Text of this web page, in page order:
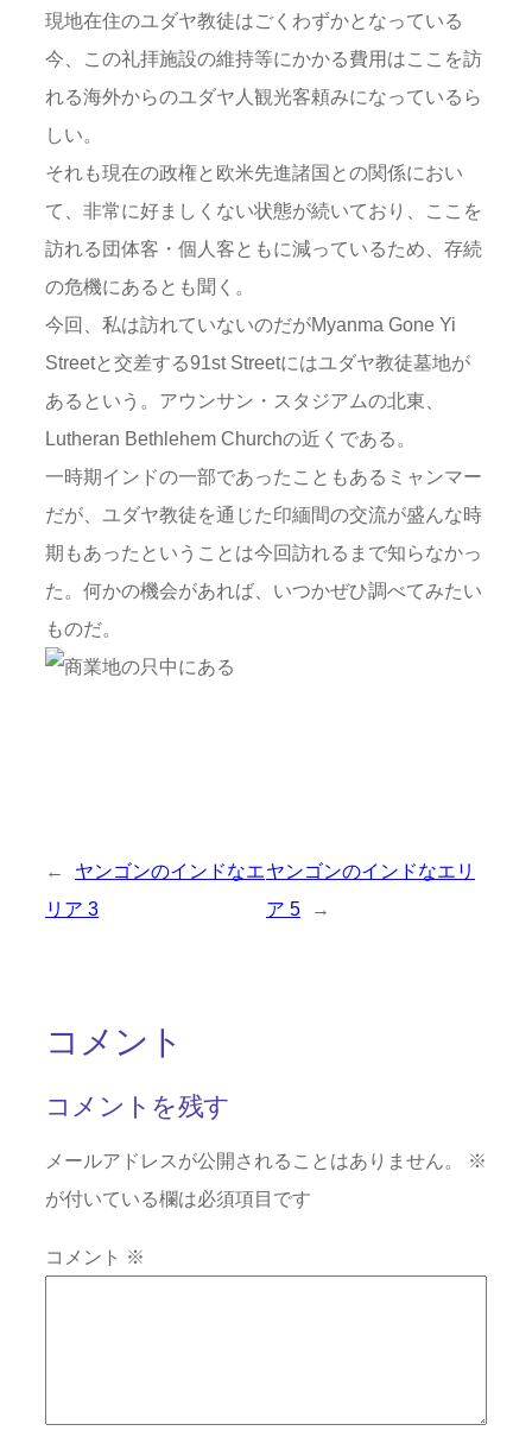
現地在住のユダヤ教徒はごくわずかとなっている
今、この礼拝施設の維持等にかかる費用はここを訪
れる海外からのユダヤ人観光客頼みになっているら
しい。
それも現在の政権と欧米先進諸国との関係におい
て、非常に好ましくない状態が続いており、ここを
訪れる団体客・個人客ともに減っているため、存続
の危機にあるとも聞く。
今回、私は訪れていないのだがMyanma Gone Yi
Streetと交差する91st Streetにはユダヤ教徒墓地が
あるという。アウンサン・スタジアムの北東、
Lutheran Bethlehem Churchの近くである。
一時期インドの一部であったこともあるミャンマー
だが、ユダヤ教徒を通じた印緬間の交流が盛んな時
期もあったということは今回訪れるまで知らなかっ
た。何かの機会があれば、いつかぜひ調べてみたい
ものだ。
←
ヤンゴンのインドなエ
リア 3
ヤンゴンのインドなエリ
ア 5
→
コメント
コメントを残す
メールアドレスが公開されることはありません。
※
が付いている欄は必須項目です
コメント ※